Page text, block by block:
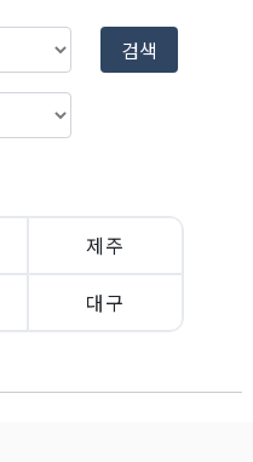
검색
제주
대구